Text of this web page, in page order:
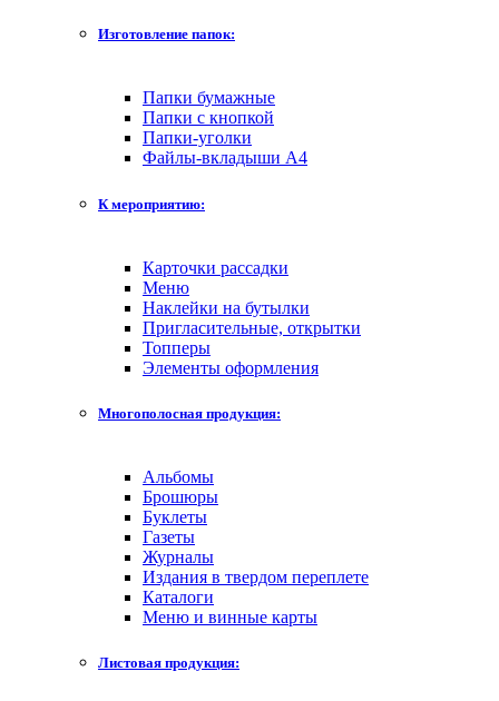
Изготовление папок:
Папки бумажные
Папки с кнопкой
Папки-уголки
Файлы-вкладыши А4
К мероприятию:
Карточки рассадки
Меню
Наклейки на бутылки
Пригласительные, открытки
Топперы
Элементы оформления
Многополосная продукция:
Альбомы
Брошюры
Буклеты
Газеты
Журналы
Издания в твердом переплете
Каталоги
Меню и винные карты
Листовая продукция: